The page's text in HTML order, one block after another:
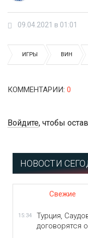
09.04.2021 в 01:01
ИГРЫ ВИН
КОММЕНТАРИИ: 0
Войдите, чтобы
НОВОСТИ
Свежие
15:34
Турция,
договорятся